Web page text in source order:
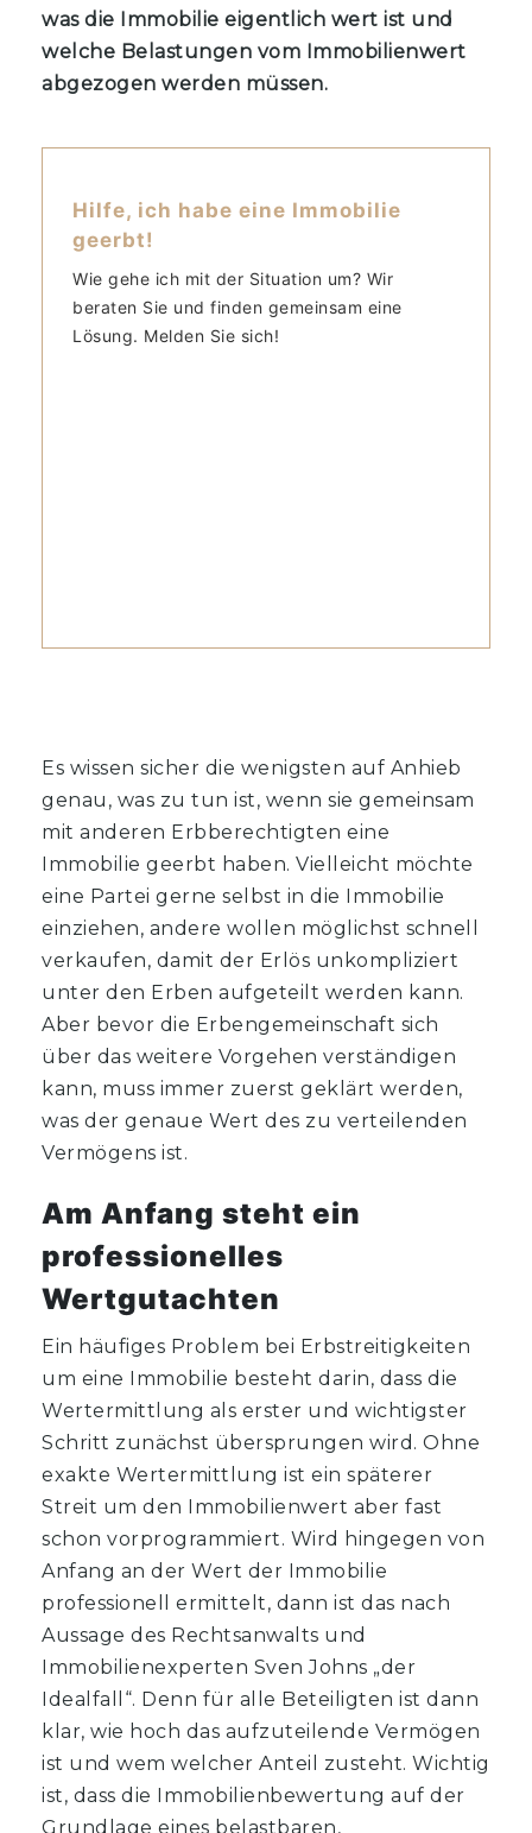
was die Immobilie eigentlich wert ist und
welche Belastungen vom Immobilienwert
abgezogen werden müssen.
Hilfe, ich habe eine Immobilie
geerbt!
Wie gehe ich mit der Situation um? Wir
beraten Sie und finden gemeinsam eine
Lösung. Melden Sie sich!
Es wissen sicher die wenigsten auf Anhieb
genau, was zu tun ist, wenn sie gemeinsam
mit anderen Erbberechtigten eine
Immobilie geerbt haben. Vielleicht möchte
eine Partei gerne selbst in die Immobilie
einziehen, andere wollen möglichst schnell
verkaufen, damit der Erlös unkompliziert
unter den Erben aufgeteilt werden kann.
Aber bevor die Erbengemeinschaft sich
über das weitere Vorgehen verständigen
kann, muss immer zuerst geklärt werden,
was der genaue Wert des zu verteilenden
Vermögens ist.
Am Anfang steht ein
professionelles
Wertgutachten
Ein häufiges Problem bei Erbstreitigkeiten
um eine Immobilie besteht darin, dass die
Wertermittlung als erster und wichtigster
Schritt zunächst übersprungen wird. Ohne
exakte Wertermittlung ist ein späterer
Streit um den Immobilienwert aber fast
schon vorprogrammiert. Wird hingegen von
Anfang an der Wert der Immobilie
professionell ermittelt, dann ist das nach
Aussage des Rechtsanwalts und
Immobilienexperten Sven Johns „der
Idealfall“. Denn für alle Beteiligten ist dann
klar, wie hoch das aufzuteilende Vermögen
ist und wem welcher Anteil zusteht. Wichtig
ist, dass die Immobilienbewertung auf der
Grundlage eines belastbaren,